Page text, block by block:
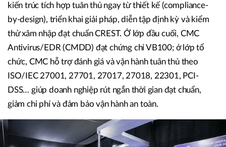
kiến trúc tích hợp tuân thủ ngay từ thiết kế (compliance-
by-design), triển khai giải pháp, diễn tập định kỳ và kiểm
thử xâm nhập đạt chuẩn CREST. Ở lớp đầu cuối, CMC
Antivirus/EDR (CMDD) đạt chứng chỉ VB100; ở lớp tổ
chức, CMC hỗ trợ đánh giá và vận hành tuân thủ theo
ISO/IEC 27001, 27701, 27017, 27018, 22301, PCI-
DSS… giúp doanh nghiệp rút ngắn thời gian đạt chuẩn,
giảm chi phí và đảm bảo vận hành an toàn.